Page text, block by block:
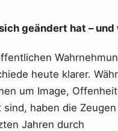
geändert hat –
heute klarer.
um Image,
sind, haben die
Jahren durch